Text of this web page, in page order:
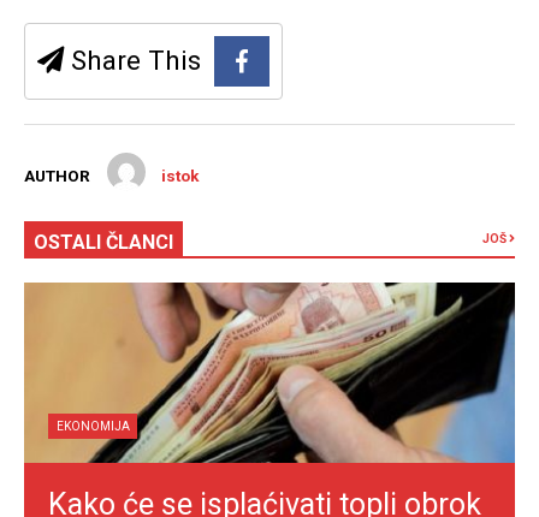
Share This
AUTHOR istok
OSTALI ČLANCI JOŠ
EKONOMIJA
Kako će se isplaćivati topli obrok